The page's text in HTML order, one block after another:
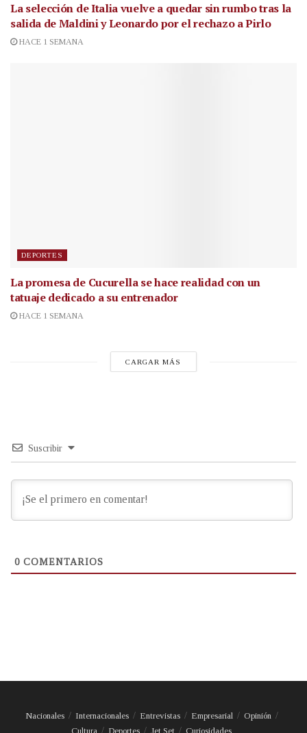
La selección de Italia vuelve a quedar sin rumbo tras la
salida de Maldini y Leonardo por el rechazo a Pirlo
HACE 1 SEMANA
DEPORTES
La promesa de Cucurella se hace realidad con un
tatuaje dedicado a su entrenador
HACE 1 SEMANA
CARGAR MÁS
Suscribir
0 COMENTARIOS
Nacionales Internacionales Entrevistas Empresarial
Opinión
Cultura
Deportes Jet Set Curiosidades